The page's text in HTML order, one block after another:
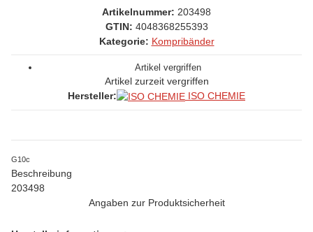
Artikelnummer: 203498
GTIN: 4048368255393
Kategorie: Kompribänder
Artikel vergriffen
Artikel zurzeit vergriffen
Hersteller:
ISO CHEMIE
G10c
Beschreibung
203498
Angaben zur Produktsicherheit